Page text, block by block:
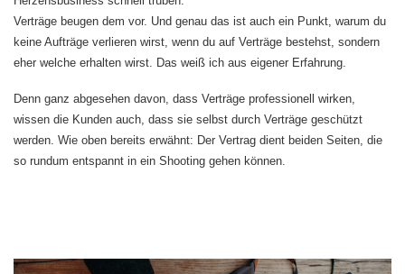
Verträge beugen dem vor. Und genau das ist auch ein Punkt, warum du
keine Aufträge verlieren wirst, wenn du auf Verträge bestehst, sondern
eher welche erhalten wirst. Das weiß ich aus eigener Erfahrung.
Denn ganz abgesehen davon, dass Verträge professionell wirken,
wissen die Kunden auch, dass sie selbst durch Verträge geschützt
werden. Wie oben bereits erwähnt: Der Vertrag dient beiden Seiten, die
so rundum entspannt in ein Shooting gehen können.